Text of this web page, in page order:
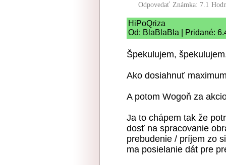
Odpovedať Známka: 7.1
HiPoQriza
Od: BlaBlaBla | Pridané:
Špekulujem,
Ako dosiahnuť
A potom Wogoň za
Ja to chápem tak že
dosť na spracovanie
prebudenie / príjem zo
ma posielanie dát pre